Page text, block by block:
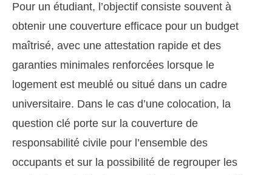
Pour un étudiant, l’objectif consiste souvent à
obtenir une couverture efficace pour un budget
maîtrisé, avec une attestation rapide et des
garanties minimales renforcées lorsque le
logement est meublé ou situé dans un cadre
universitaire. Dans le cas d’une colocation, la
question clé porte sur la couverture de
responsabilité civile pour l’ensemble des
occupants et sur la possibilité de regrouper les